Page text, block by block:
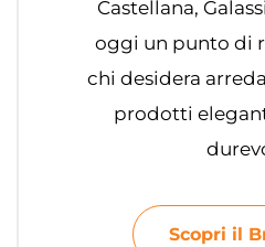
Castellana,
oggi un punto di
chi desidera
prodotti
Scopri il